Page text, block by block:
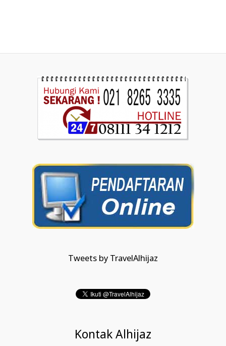
Tweets by TravelAlhijaz
Kontak Alhijaz